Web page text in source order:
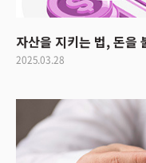
자산을 지키는 법, 돈을
2025.03.28